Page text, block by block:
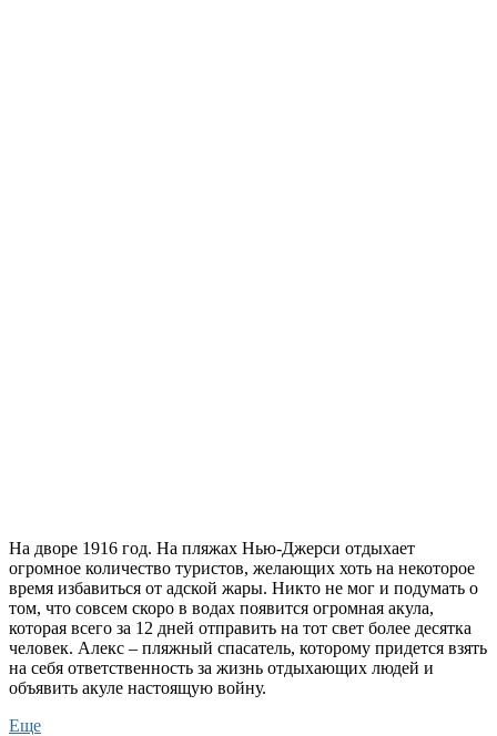
На дворе 1916 год. На пляжах Нью-Джерси отдыхает
огромное количество туристов, желающих хоть на некоторое
время избавиться от адской жары. Никто не мог и подумать о
том, что совсем скоро в водах появится огромная акула,
которая всего за 12 дней отправить на тот свет более десятка
человек. Алекс – пляжный спасатель, которому придется взять
на себя ответственность за жизнь отдыхающих людей и
объявить акуле настоящую войну.
Еще